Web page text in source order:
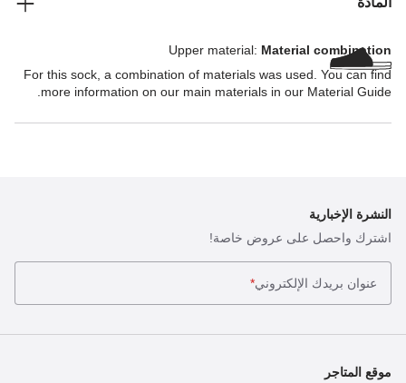
المادة
Upper material: Material combination
For this sock, a combination of materials was used. You can find
more information on our main materials in our Material Guide.
النشرة الإخبارية
اشترك واحصل على عروض خاصة!
عنوان بريدك الإلكتروني*
موقع المتاجر